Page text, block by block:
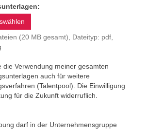
:
(20 MB gesamt), Dateityp: pdf,
die Verwendung meiner gesamten
auch für weitere
(Talentpool). Die Einwilligung
für die Zukunft widerruflich.
darf in der Unternehmensgruppe